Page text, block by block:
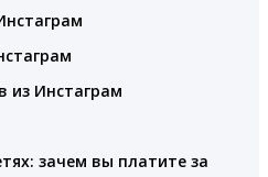
из Инстаграм
зачем вы платите за